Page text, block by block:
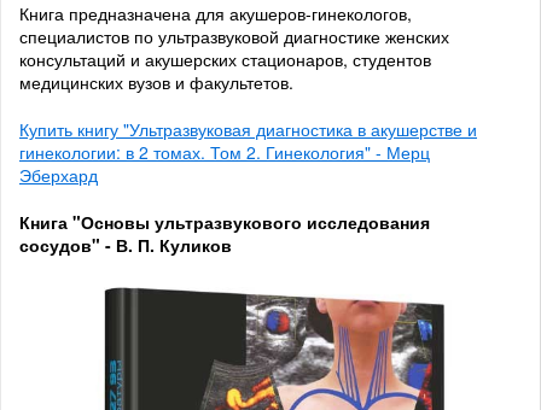
Книга предназначена для акушеров-гинекологов,
специалистов по ультразвуковой диагностике женских
консультаций и акушерских стационаров, студентов
медицинских вузов и факультетов.
Купить книгу "Ультразвуковая диагностика в акушерстве и
гинекологии: в 2 томах. Том 2. Гинекология" - Мерц
Эберхард
Книга "Основы ультразвукового исследования
сосудов" - В. П. Куликов